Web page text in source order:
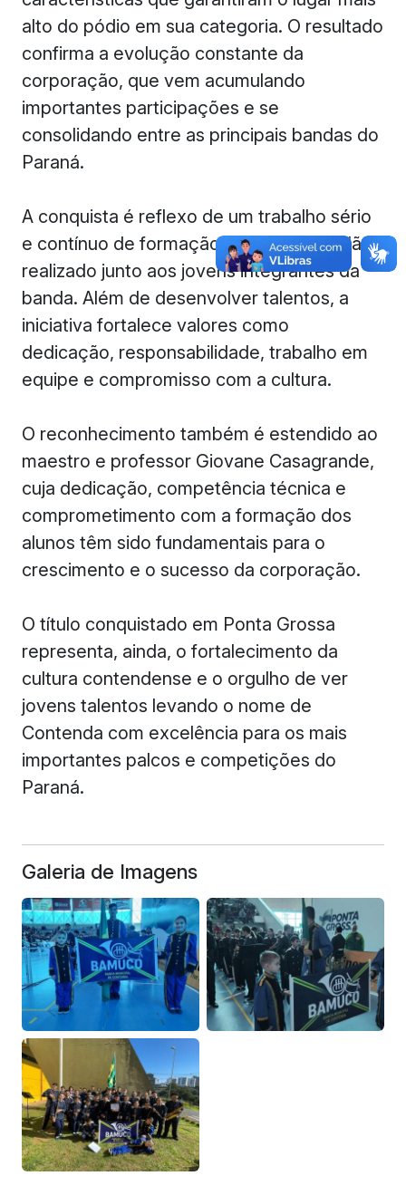
alto do pódio em sua categoria. O resultado
confirma a evolução constante da
corporação, que vem acumulando
importantes participações e se
consolidando entre as principais bandas do
Paraná.
A conquista é reflexo de um trabalho sério
e contínuo de formação musical e cidadã,
realizado junto aos jovens integrantes da
banda. Além de desenvolver talentos, a
iniciativa fortalece valores como
dedicação, responsabilidade, trabalho em
equipe e compromisso com a cultura.
O reconhecimento também é estendido ao
maestro e professor Giovane Casagrande,
cuja dedicação, competência técnica e
comprometimento com a formação dos
alunos têm sido fundamentais para o
crescimento e o sucesso da corporação.
O título conquistado em Ponta Grossa
representa, ainda, o fortalecimento da
cultura contendense e o orgulho de ver
jovens talentos levando o nome de
Contenda com excelência para os mais
importantes palcos e competições do
Paraná.
Galeria de Imagens